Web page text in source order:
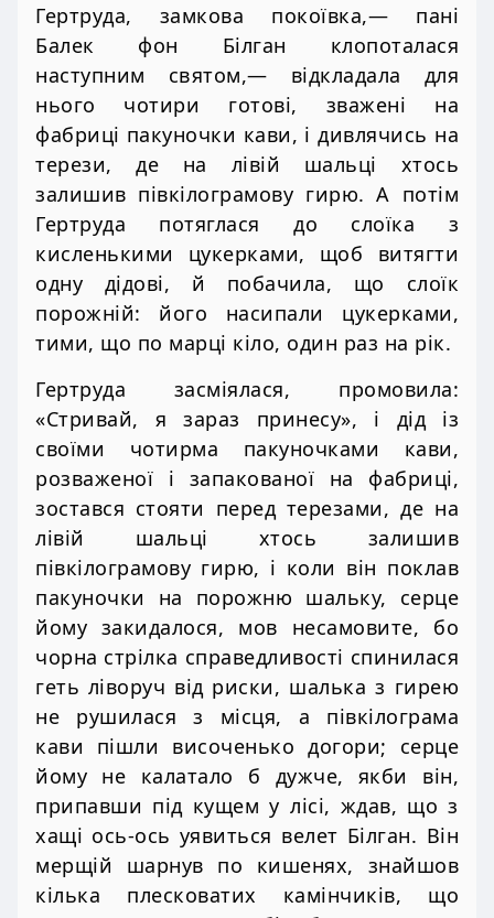
Гертруда, замкова покоївка,— пані
Балек фон Білган клопоталася
наступним святом,— відкладала для
нього чотири готові, зважені на
фабриці пакуночки кави, і дивлячись на
терези, де на лівій шальці хтось
залишив півкілограмову гирю. А потім
Гертруда потяглася до слоїка з
кисленькими цукерками, щоб витягти
одну дідові, й побачила, що слоїк
порожній: його насипали цукерками,
тими, що по марці кіло, один раз на рік.
Гертруда засміялася, промовила:
«Стривай, я зараз принесу», і дід із
своїми чотирма пакуночками кави,
розваженої і запакованої на фабриці,
зостався стояти перед терезами, де на
лівій шальці хтось залишив
півкілограмову гирю, і коли він поклав
пакуночки на порожню шальку, серце
йому закидалося, мов несамовите, бо
чорна стрілка справедливості спинилася
геть ліворуч від риски, шалька з гирею
не рушилася з місця, а півкілограма
кави пішли височенько догори; серце
йому не калатало б дужче, якби він,
припавши під кущем у лісі, ждав, що з
хащі ось-ось уявиться велет Білган. Він
мерщій шарнув по кишенях, знайшов
кілька плесковатих камінчиків, що